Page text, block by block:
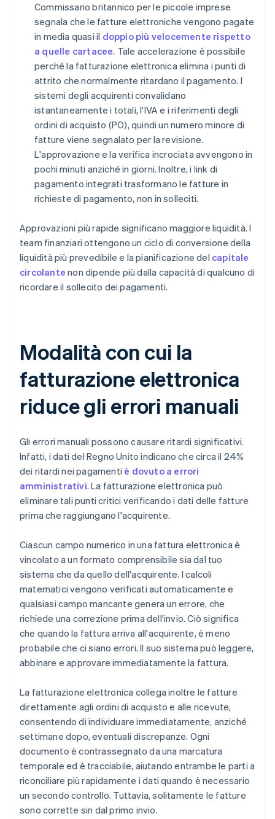
Commissario britannico per le piccole imprese
segnala che le fatture elettroniche vengono pagate
in media quasi il doppio più velocemente rispetto
a quelle cartacee. Tale accelerazione è possibile
perché la fatturazione elettronica elimina i punti di
attrito che normalmente ritardano il pagamento. I
sistemi degli acquirenti convalidano
istantaneamente i totali, l'IVA e i riferimenti degli
ordini di acquisto (PO), quindi un numero minore di
fatture viene segnalato per la revisione.
L'approvazione e la verifica incrociata avvengono in
pochi minuti anziché in giorni. Inoltre, i link di
pagamento integrati trasformano le fatture in
richieste di pagamento, non in solleciti.
Approvazioni più rapide significano maggiore liquidità. I
team finanziari ottengono un ciclo di conversione della
liquidità più prevedibile e la pianificazione del capitale
circolante non dipende più dalla capacità di qualcuno di
ricordare il sollecito dei pagamenti.
Modalità con cui la
fatturazione elettronica
riduce gli errori manuali
Gli errori manuali possono causare ritardi significativi.
Infatti, i dati del Regno Unito indicano che circa il 24%
dei ritardi nei pagamenti è dovuto a errori
amministrativi. La fatturazione elettronica può
eliminare tali punti critici verificando i dati delle fatture
prima che raggiungano l'acquirente.
Ciascun campo numerico in una fattura elettronica è
vincolato a un formato comprensibile sia dal tuo
sistema che da quello dell'acquirente. I calcoli
matematici vengono verificati automaticamente e
qualsiasi campo mancante genera un errore, che
richiede una correzione prima dell'invio. Ciò significa
che quando la fattura arriva all'acquirente, è meno
probabile che ci siano errori. Il suo sistema può leggere,
abbinare e approvare immediatamente la fattura.
La fatturazione elettronica collega inoltre le fatture
direttamente agli ordini di acquisto e alle ricevute,
consentendo di individuare immediatamente, anziché
settimane dopo, eventuali discrepanze. Ogni
documento è contrassegnato da una marcatura
temporale ed è tracciabile, aiutando entrambe le parti a
riconciliare più rapidamente i dati quando è necessario
un secondo controllo. Tuttavia, solitamente le fatture
sono corrette sin dal primo invio.